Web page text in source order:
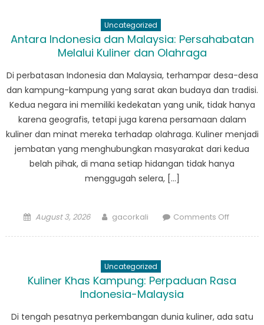
yang
dalam
Uncategorized
Antara Indonesia dan Malaysia: Persahabatan
Melalui Kuliner dan Olahraga
Di perbatasan Indonesia dan Malaysia, terhampar desa-desa
dan kampung-kampung yang sarat akan budaya dan tradisi.
Kedua negara ini memiliki kedekatan yang unik, tidak hanya
karena geografis, tetapi juga karena persamaan dalam
kuliner dan minat mereka terhadap olahraga. Kuliner menjadi
jembatan yang menghubungkan masyarakat dari kedua
belah pihak, di mana setiap hidangan tidak hanya
menggugah selera, […]
Posted
August 3, 2026 Author
gacorkali Comments Offon
Uncategorized
Kuliner Khas Kampung: Perpaduan Rasa
Indonesia-Malaysia
Di tengah pesatnya perkembangan dunia kuliner, ada satu